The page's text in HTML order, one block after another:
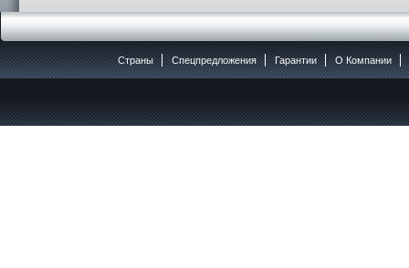
Страны Спецпредложения Гарантии O Компании